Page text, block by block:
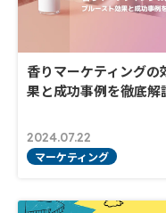
香りマーケティングの
果と成功事例を徹底解
2024.07.22
マーケティング